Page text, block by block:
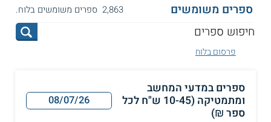
ספרים משומשים 2,863 ספרים משומשים בלוח.
פרסום בלוח
ספרים במדעי המחשב
ומתמטיקה (10-45 ש"ח לכל
ספר ₪)
08/07/26